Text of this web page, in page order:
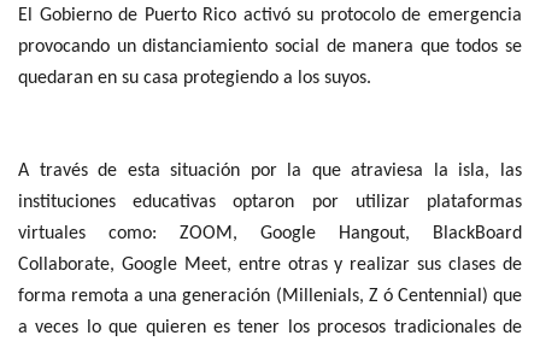
El Gobierno de Puerto Rico activó su protocolo de emergencia
provocando un distanciamiento social de manera que todos se
quedaran en su casa protegiendo a los suyos.
A través de esta situación por la que atraviesa la isla, las
instituciones educativas optaron por utilizar plataformas
virtuales como: ZOOM, Google Hangout, BlackBoard
Collaborate, Google Meet, entre otras y realizar sus clases de
forma remota a una generación (Millenials, Z ó Centennial) que
a veces lo que quieren es tener los procesos tradicionales de